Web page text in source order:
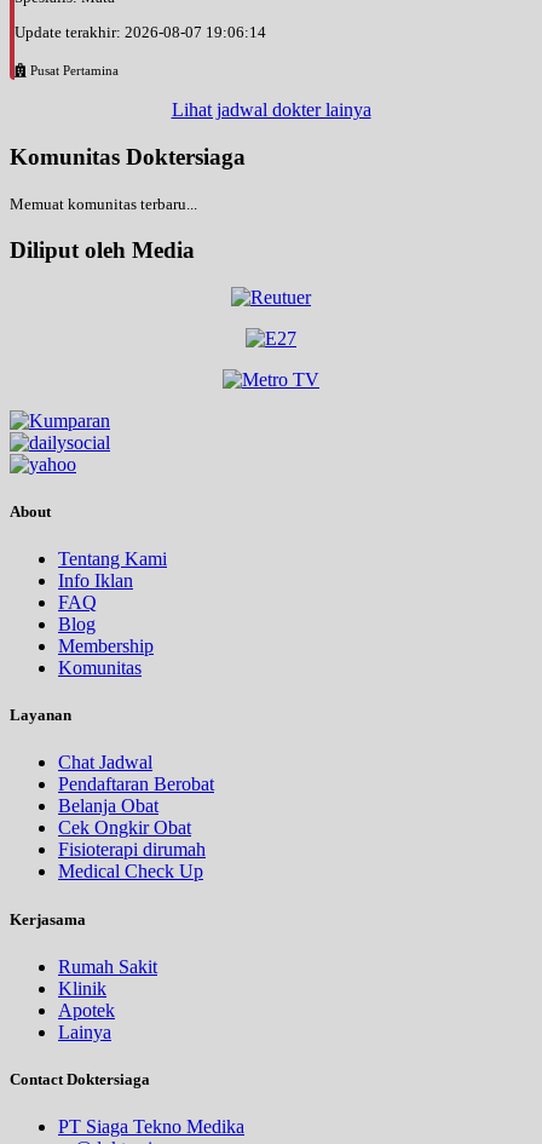
Update terakhir: 2026-08-07 19:06:14
Pusat Pertamina
Lihat jadwal dokter lainya
Komunitas Doktersiaga
Memuat komunitas terbaru...
Diliput oleh Media
About
Tentang Kami
Info Iklan
FAQ
Blog
Membership
Komunitas
Layanan
Chat Jadwal
Pendaftaran Berobat
Belanja Obat
Cek Ongkir Obat
Fisioterapi dirumah
Medical Check Up
Kerjasama
Rumah Sakit
Klinik
Apotek
Lainya
Contact Doktersiaga
PT Siaga Tekno Medika